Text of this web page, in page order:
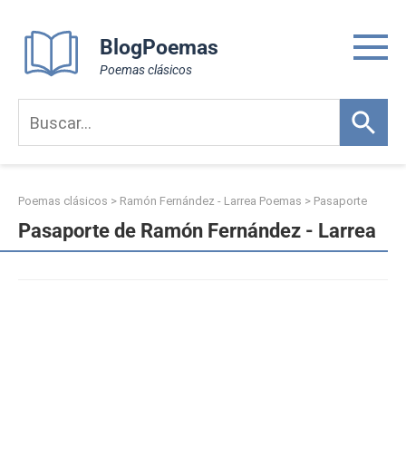
content
BlogPoemas
Poemas clásicos
Poemas clásicos > Ramón Fernández - Larrea Poemas > Pasaporte
Pasaporte de Ramón Fernández - Larrea